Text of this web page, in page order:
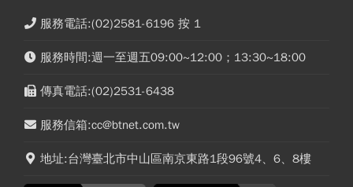
服務電話:(02)2581-6196 按 1
服務時間:週一至週五09:00~12:00；13:30~18:00
傳真電話:(02)2531-6438
服務信箱:cc@btnet.com.tw
地址:台灣臺北市中山區南京東路1段96號4、6、8樓